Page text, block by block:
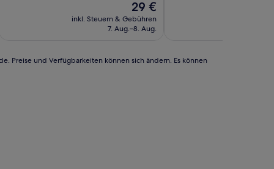
Der
Preis
beträgt
29 €
inkl. Steuern & Gebühren
7. Aug.–8. Aug.
Preise und Verfügbarkeiten können sich ändern. Es können